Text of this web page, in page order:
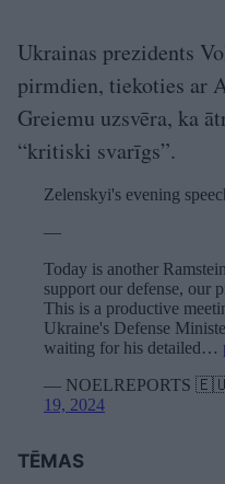
Ukrainas prezidents
pirmdien, tiekoties ar
Greiemu uzsvēra, ka
“kritiski svarīgs”.
Zelenskyi's evening
—
Today is another
support our defense, our
This is a productive
Ukraine's Defense
waiting for his detailed…
— NOELREPORTS
19, 2024
TĒMAS